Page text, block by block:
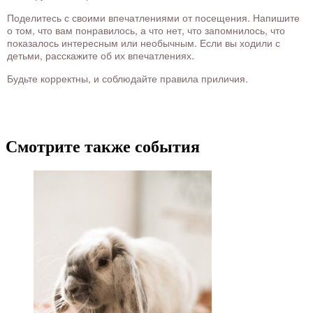
Поделитесь с своими впечатлениями от посещения. Напишите
о том, что вам понравилось, а что нет, что запомнилось, что
показалось интересным или необычным. Если вы ходили с
детьми, расскажите об их впечатлениях.
Будьте корректны, и соблюдайте правила приличия.
Смотрите также события